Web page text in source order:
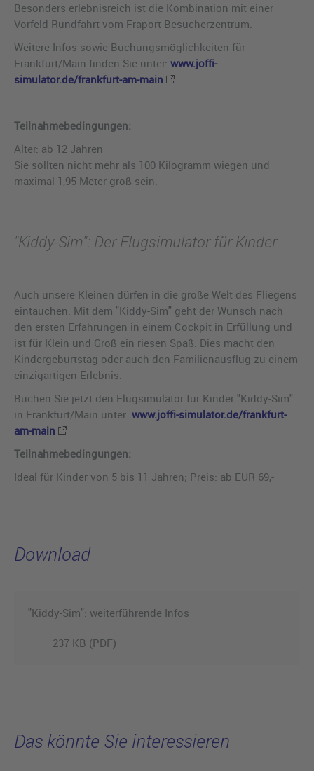
Besonders erlebnisreich ist die Kombination mit einer
Vorfeld-Rundfahrt vom Fraport Besucherzentrum.
Weitere Infos sowie Buchungsmöglichkeiten für
Frankfurt/Main finden Sie unter: www.joffi-
simulator.de/frankfurt-am-main
Teilnahmebedingungen:
Alter: ab 12 Jahren
Sie sollten nicht mehr als 100 Kilogramm wiegen und
maximal 1,95 Meter groß sein.
"Kiddy-Sim": Der Flugsimulator für Kinder
Auch unsere Kleinen dürfen in die große Welt des Fliegens
eintauchen. Mit dem "Kiddy-Sim" geht der Wunsch nach
den ersten Erfahrungen in einem Cockpit in Erfüllung und
ist für Klein und Groß ein riesen Spaß. Dies macht den
Kindergeburtstag oder auch den Familienausflug zu einem
einzigartigen Erlebnis.
Buchen Sie jetzt den Flugsimulator für Kinder "Kiddy-Sim"
in Frankfurt/Main unter www.joffi-simulator.de/frankfurt-
am-main
Teilnahmebedingungen:
Ideal für Kinder von 5 bis 11 Jahren; Preis: ab EUR 69,-
Download
"Kiddy-Sim": weiterführende Infos
237 KB (PDF)
Das könnte Sie interessieren